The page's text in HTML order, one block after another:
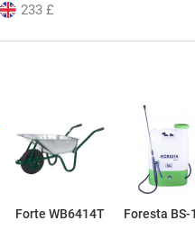
233 £
Forte WB6414T Foresta BS-